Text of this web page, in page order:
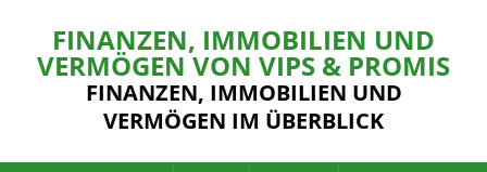
FINANZEN, IMMOBILIEN UND
VERMÖGEN VON VIPS & PROMIS
FINANZEN, IMMOBILIEN UND
VERMÖGEN IM ÜBERBLICK